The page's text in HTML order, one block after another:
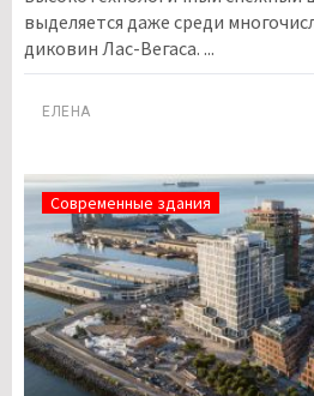
выделяется даже среди
диковин Лас-Вегаса. ...
ЕЛЕНА
Современные здания